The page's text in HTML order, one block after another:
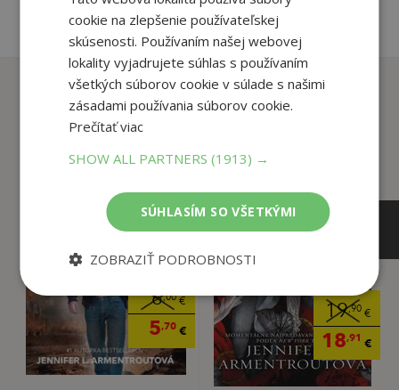
Zákazníci, ktorí si kúpili
tento titul si tiež kúpili
6,00€
5,70€
19,90€
18,91 €
cookie na zlepšenie používateľskej
skúsenosti. Používaním našej webovej
lokality vyjadrujete súhlas s používaním
všetkých súborov cookie v súlade s našimi
zásadami používania súborov cookie.
Prečítať viac
SHOW ALL PARTNERS(1913) →
SÚHLASÍM SO VŠETKÝMI
ZOBRAZIŤ PODROBNOSTI